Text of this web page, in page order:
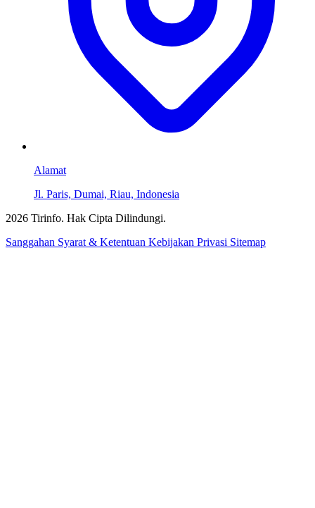
Alamat
Jl. Paris, Dumai, Riau, Indonesia
2026 Tirinfo. Hak Cipta Dilindungi.
Sanggahan Syarat & Ketentuan Kebijakan Privasi Sitemap